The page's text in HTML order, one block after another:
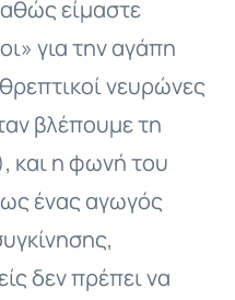
είμαστε
για την αγάπη
νευρώνες
βλέπουμε τη
και η φωνή του
ένας αγωγός
δεν πρέπει να